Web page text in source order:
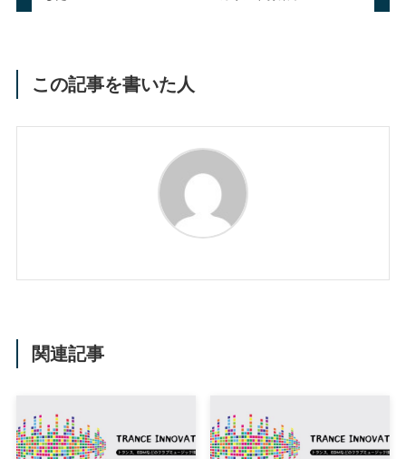
この記事を書いた人
関連記事